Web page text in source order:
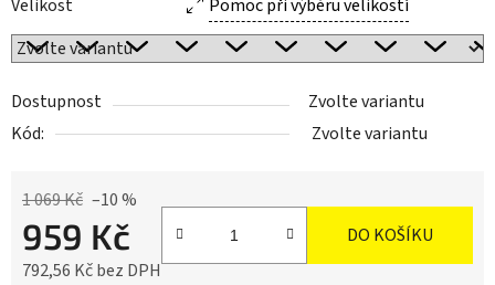
Velikost Pomoc při výběru velikostí
Dostupnost
Zvolte variantu
Kód:
Zvolte variantu
1 069 Kč –10 %
959 Kč
792,56 Kč bez DPH
DO KOŠÍKU